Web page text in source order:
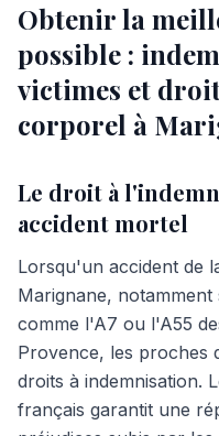
Obtenir la
possible :
victimes et
corporel à
Le droit à
accident mortel
Lorsqu'un accident de
Marignane,
comme l'A7 ou l'A55
Provence, les proches
droits à indemnisation.
français garantit une